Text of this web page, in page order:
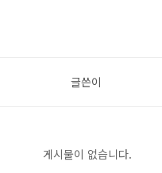
글쓴이
게시물이 없습니다.